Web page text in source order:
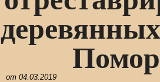
от 04.03.2019